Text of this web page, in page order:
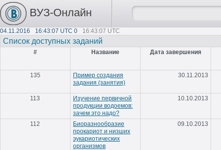
ВУЗ-Онлайн
04.11.2016 16:43:07 UTC 0 16:43:07 UTC
Список доступных заданий
# Название Дата завершения
135
Пример создания
задания (занятия)
30.11.2013
113
Изучение первичной
продукции водоемов:
зачем это надо?
10.10.2013
112
Биоразнообразие
прокариот и низших
эукариотических
организмов
09.10.2013